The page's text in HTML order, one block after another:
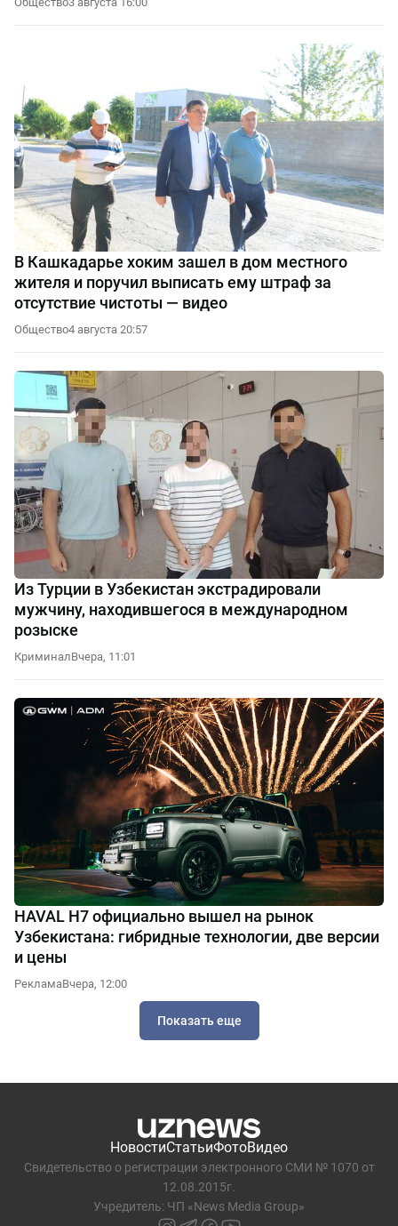
В Кашкадарье хоким зашел в дом местного
жителя и поручил выписать ему штраф за
отсутствие чистоты — видео
Общество4 августа 20:57
Из Турции в Узбекистан экстрадировали
мужчину, находившегося в международном
розыске
КриминалВчера, 11:01
HAVAL H7 официально вышел на рынок
Узбекистана: гибридные технологии, две версии
и цены
РекламаВчера, 12:00
Показать еще
НовостиСтатьиФотоВидео
Свидетельство о регистрации электронного СМИ № 1070 от
12.08.2015г.
Учредитель: ЧП «News Media Group»